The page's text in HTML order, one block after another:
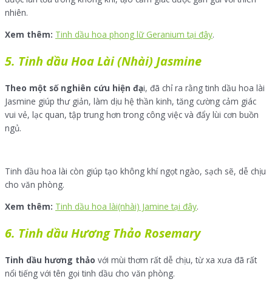
nhiên.
Xem thêm: Tinh dầu hoa phong lữ Geranium tại đây.
5. Tinh dầu Hoa Lài (Nhài) Jasmine
Theo một số nghiên cứu hiện đại, đã chỉ ra rằng tinh dầu hoa lài
Jasmine giúp thư giản, làm dịu hệ thần kinh, tăng cường cảm giác
vui vẻ, lạc quan, tập trung hơn trong công việc và đẩy lùi cơn buồn
ngủ.
Tinh dầu hoa lài còn giúp tạo không khí ngọt ngào, sạch sẽ, dễ chịu
cho văn phòng.
Xem thêm: Tinh dầu hoa lài(nhài) Jamine tại đây.
6. Tinh dầu Hương Thảo Rosemary
Tinh dầu hương thảo với mùi thơm rất dễ chịu, từ xa xưa đã rất
nổi tiếng với tên gọi tinh dầu cho văn phòng.